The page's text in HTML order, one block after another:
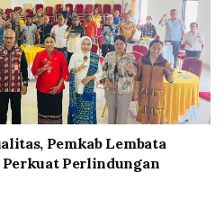
Pemkab Lembata
Perkuat Perlindungan